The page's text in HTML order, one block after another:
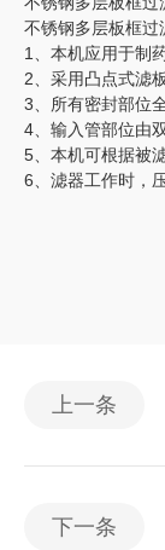
不锈钢多层板框过
1、本机应用于制
2、采用凸点式滤
3、所有密封部位
4、输入管部位由
5、本机可根据被
6、滤器工作时，
上一条
下一条